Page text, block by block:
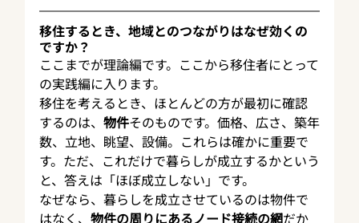
移住するとき、地域とのつながりはなぜ効くの
ですか？
ここまでが理論編です。ここから移住者にとって
の実践編に入ります。
移住を考えるとき、ほとんどの方が最初に確認
するのは、 物件そのものです。価格、広さ、築年
数、立地、眺望、設備。これらは確かに重要で
す。ただ、これだけで暮らしが成立するかという
と、答えは「ほぼ成立しない」です。
なぜなら、暮らしを成立させているのは物件で
はなく、 物件の周りにあるノード接続の網だか